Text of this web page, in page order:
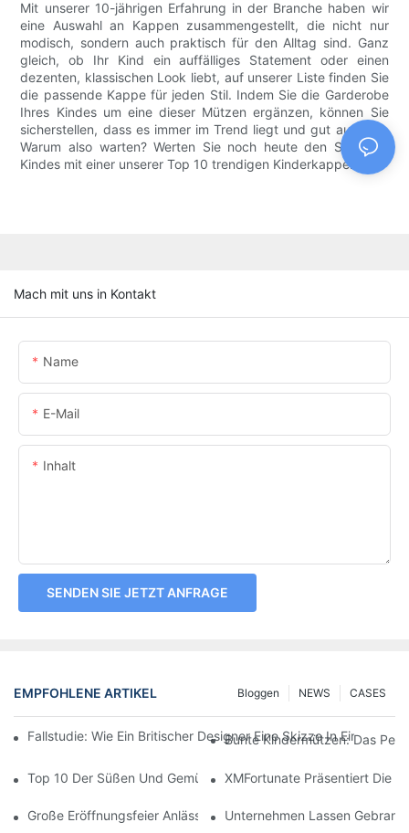
Mit unserer 10-jährigen Erfahrung in der Branche haben wir
eine Auswahl an Kappen zusammengestellt, die nicht nur
modisch, sondern auch praktisch für den Alltag sind. Ganz
gleich, ob Ihr Kind ein auffälliges Statement oder einen
dezenten, klassischen Look liebt, auf unserer Liste finden Sie
die passende Kappe für jeden Stil. Indem Sie die Garderobe
Ihres Kindes um eine dieser Mützen ergänzen, können Sie
sicherstellen, dass es immer im Trend liegt und gut aussieht.
Warum also warten? Werten Sie noch heute den Stil Ihres
Kindes mit einer unserer Top 10 trendigen Kinderkappen auf!
Mach mit uns in Kontakt
Name
E-Mail
Inhalt
SENDEN SIE JETZT ANFRAGE
EMPFOHLENE ARTIKEL CASES
NEWS
Bloggen
Fallstudie: Wie Ein Britischer Designer Eine Skizze In Einen
Bunte Kindermützen: Das
Top 10 Der Süßen Und Gemütlichen Kindermützen Für Den
XMFortunate Präsentiert Die
Große Eröffnungsfeier Anlässlich Des Chinesischen
Unternehmen Lassen